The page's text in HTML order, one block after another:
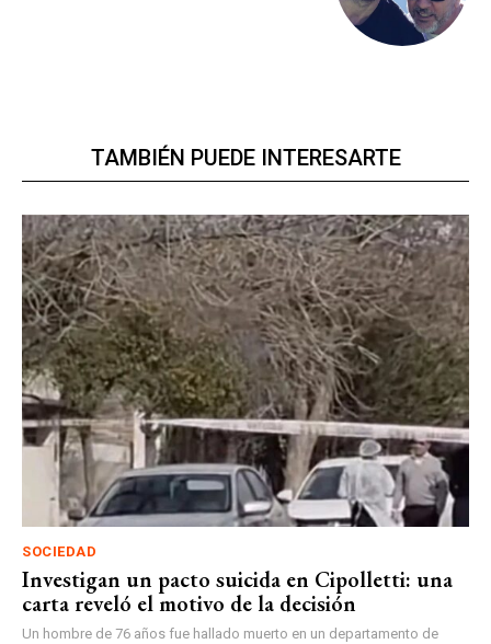
TAMBIÉN PUEDE INTERESARTE
SOCIEDAD
Investigan un pacto suicida en Cipolletti: una
carta reveló el motivo de la decisión
Un hombre de 76 años fue hallado muerto en un departamento de